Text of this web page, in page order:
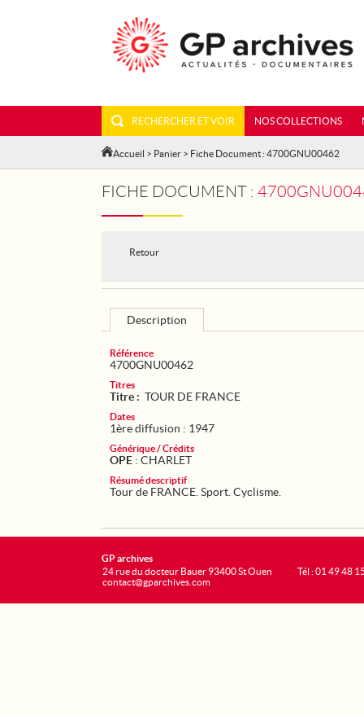
RECHERCHER ET VOIR NOS COLLECTIONS
Accueil > Panier > Fiche Document : 4700GNU00462
FICHE DOCUMENT :
Retour
Description
Référence
4700GNU00462
Titres
Titre : TOUR DE FRANCE
Dates
1ère diffusion : 1947
Générique / Crédits
OPE : CHARLET
Résumé descriptif
Tour de FRANCE. Sport. Cyclisme.
GP archives
24 rue du docteur Bauer 93400 St Ouen
contact@gparchives.com
Tél : 01 49 48